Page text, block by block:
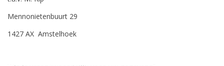
Mennonietenbuurt 29
1427 AX Amstelhoek